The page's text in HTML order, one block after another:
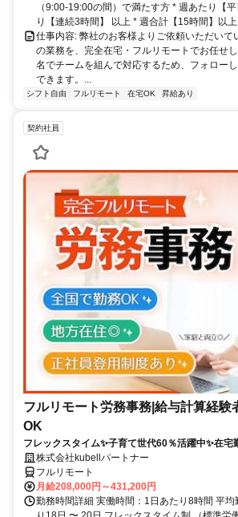
（9:00-19:00の間）で満たす方 * 週あたり【
り【連続3時間】 以上 * 週合計【15時間】以
仕事内容: 弊社のお客様よりご依頼いただいて
の業務を、完全在宅・フルリモートでお任せ
名でチームを組んで対応するため、フォロー
できます。...
シフト自由 フルリモート 在宅OK 昇給あり
契約社員
フルリモート労務事務|給与計算経験
OK
フレックスタイム✨子育て世代60％活躍中✨在宅
株式会社kubellパートナー
フルリモート
月給208,000円～431,200円
勤務時間詳細 実働時間：1日あたり8時間 平